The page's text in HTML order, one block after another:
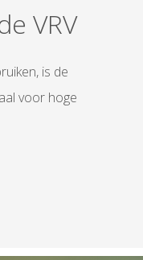
VRV
is de
voor hoge